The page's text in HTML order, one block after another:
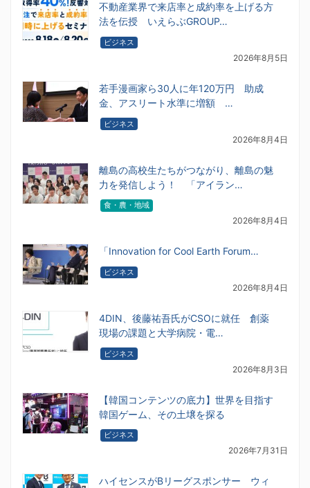
不動産業界で来店率と成約率を上げる方
法を伝授 いえらぶGROUP…
ビジネス
2026年8月5日
若手漫画家ら30人に年120万円 助成
金、アスリート水準に増額 …
ビジネス
2026年8月4日
離島の高校生たちがつながり、離島の魅
力を発信しよう！ 「アイラン…
食・農・地域
2026年8月4日
「Innovation for Cool Earth Forum…
ビジネス
2026年8月4日
4DIN、後藤祐吾氏がCSOに就任 創薬
現場の課題と大学病院・電…
ビジネス
2026年8月3日
【韓国コンテンツの底力】世界を目指す
韓国ゲーム、その土壌を探る
ビジネス
2026年7月31日
ハイセンスがBリーグスポンサー ウィ